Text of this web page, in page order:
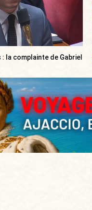
la complainte de Gabriel